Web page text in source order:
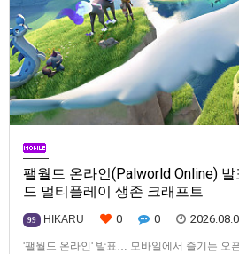
팰월드 온라인(Palworld Online)
드 멀티플레이 생존 크래프트
99 HIKARU 0 0
'팰월드 온라인' 발표… 모바일에서 즐기는 오